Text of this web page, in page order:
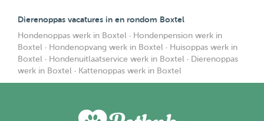
Dierenoppas vacatures in en rondom Boxtel
Hondenoppas werk in Boxtel · Hondenpension werk in
Boxtel · Hondenopvang werk in Boxtel · Huisoppas werk in
Boxtel · Hondenuitlaatservice werk in Boxtel · Dierenoppas
werk in Boxtel · Kattenoppas werk in Boxtel